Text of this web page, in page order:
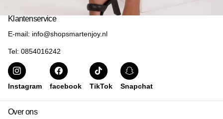
Klantenservice
E-mail: info@shopsmartenjoy.nl
Tel: 0854016242
Instagram facebook TikTok Snapchat
Over ons